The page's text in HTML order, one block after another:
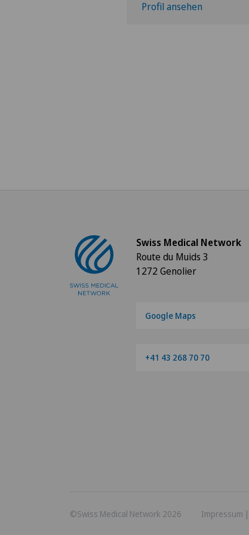
Profil ansehen
Swiss Medical Network
Route du Muids 3
1272 Genolier
Google Maps
+41 43 268 70 70
©Swiss Medical Network 2026 Impressum |